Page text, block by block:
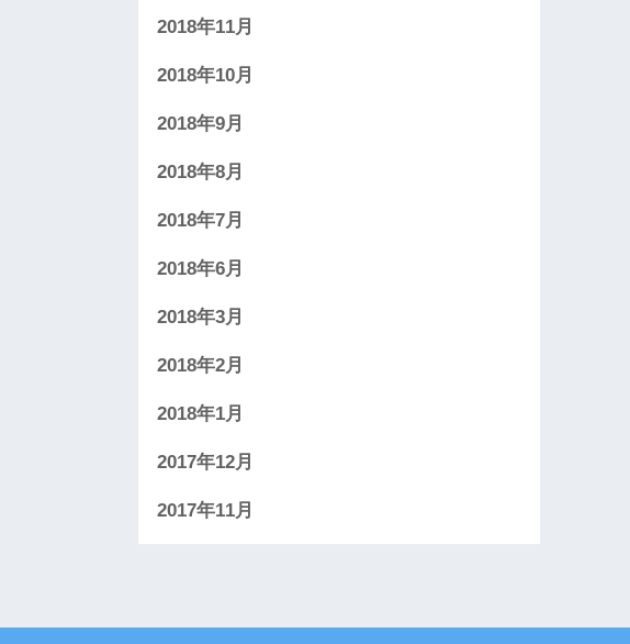
2018年11月
2018年10月
2018年9月
2018年8月
2018年7月
2018年6月
2018年3月
2018年2月
2018年1月
2017年12月
2017年11月